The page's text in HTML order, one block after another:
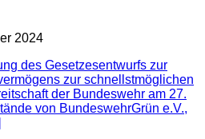
2024
des Gesetzesentwurfs zur
zur schnellstmöglichen
der Bundeswehr am 27.
von BundeswehrGrün e.V.,